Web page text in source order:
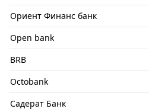
Ориент Финанс банк
Open bank
BRB
Octobank
Садерат Банк